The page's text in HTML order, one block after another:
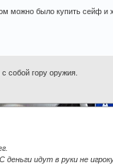
можно было купить сейф и
собой гору оружия.
идут в руки не